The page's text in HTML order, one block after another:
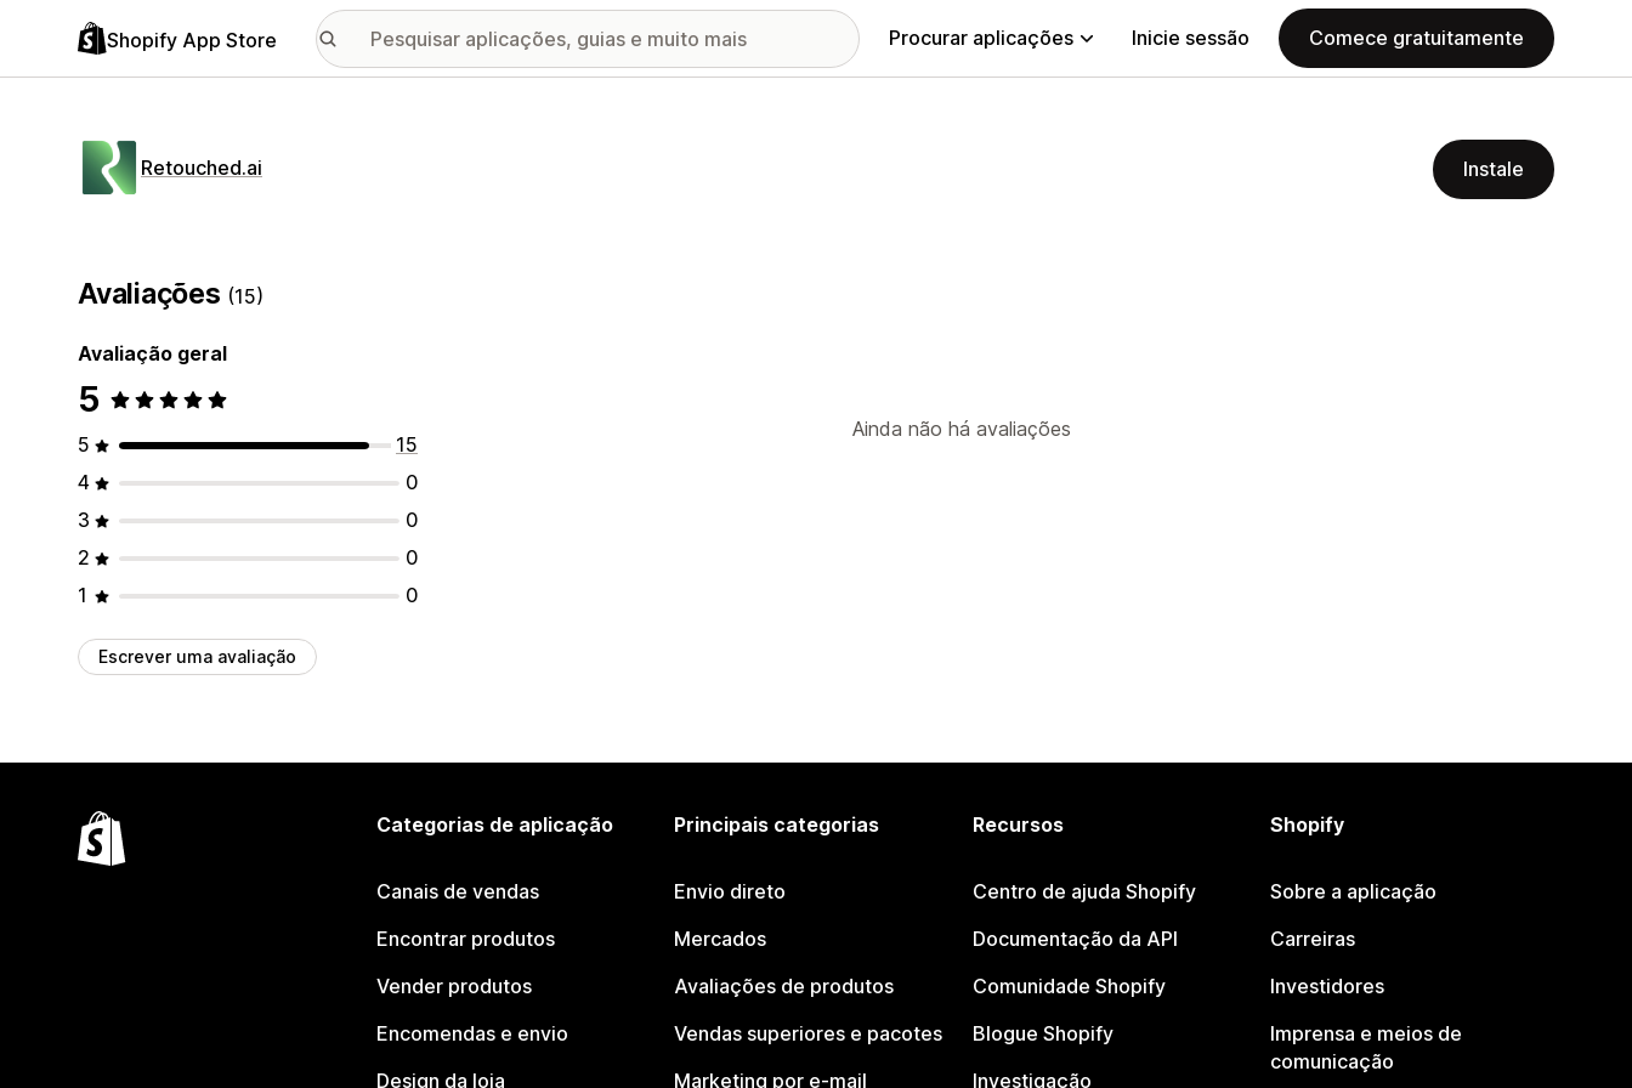
Shopify App Store Procurar aplicações Inicie sessão Comece gratuitamente
Retouched.ai Instale
Avaliações (15)
Avaliação geral
5
5
15
4
0
3
0
2
0
1
0
Escrever uma avaliação
Ainda não há avaliações
Categorias de aplicação
Canais de vendas
Encontrar produtos
Vender produtos
Encomendas e envio
Design da loja
Principais categorias
Envio direto
Mercados
Avaliações de produtos
Vendas superiores e pacotes
Marketing por e-mail
Recursos
Centro de ajuda Shopify
Documentação da API
Comunidade Shopify
Blogue Shopify
Investigação
Shopify
Sobre a aplicação
Carreiras
Investidores
Imprensa e meios de
comunicação